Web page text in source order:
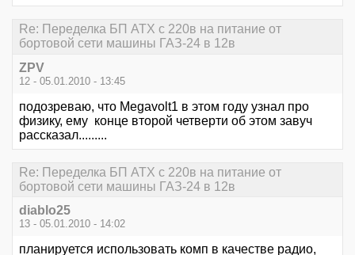
Re: Переделка БП ATX с 220в на питание от
бортовой сети машины ГАЗ-24 в 12в
ZPV
12 - 05.01.2010 - 13:45
подозреваю, что Megavolt1 в этом году узнал про
физику, ему конце второй четверти об этом завуч
рассказал.........
Re: Переделка БП ATX с 220в на питание от
бортовой сети машины ГАЗ-24 в 12в
diablo25
13 - 05.01.2010 - 14:02
планируется использовать комп в качестве радио,